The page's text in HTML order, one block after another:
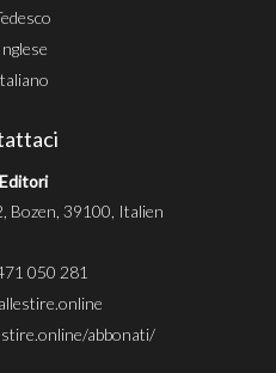
Inglese
Bozen, 39100, Italien
050 281
abbonati/